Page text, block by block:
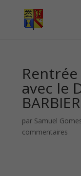
avec le
BARBIER
par Samuel
commentaires